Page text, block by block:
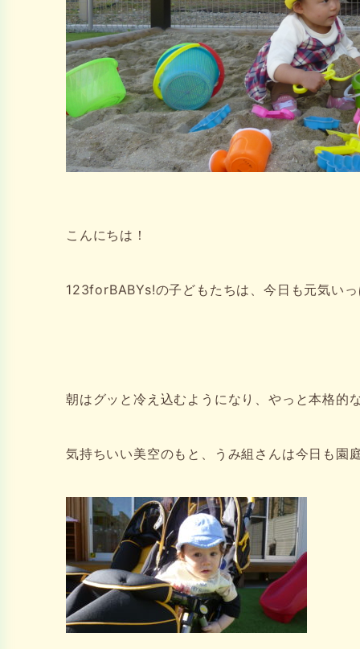
こんにちは！
123forBABYs!の子どもたちは、今日も元気い
朝はグッと冷え込むようになり、やっと本格的
気持ちいい美空のもと、うみ組さんは今日も園